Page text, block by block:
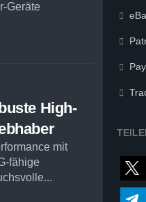
Geräte
High-
mit
fähige